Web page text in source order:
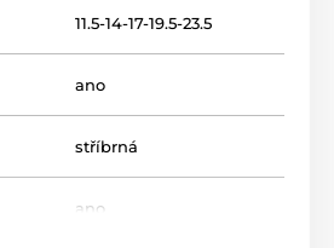
11.5-14-17-19.5-23.5
ano
stříbrná
ano